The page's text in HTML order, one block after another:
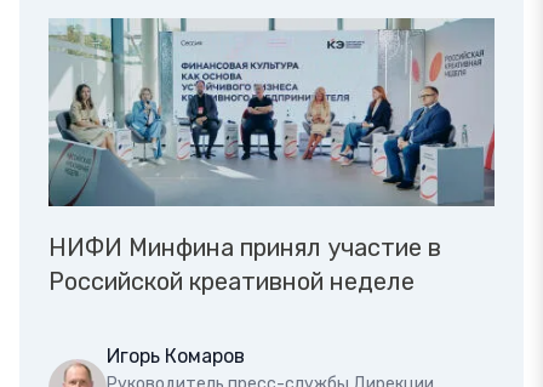
НИФИ Минфина принял участие в
Российской креативной неделе
Игорь Комаров